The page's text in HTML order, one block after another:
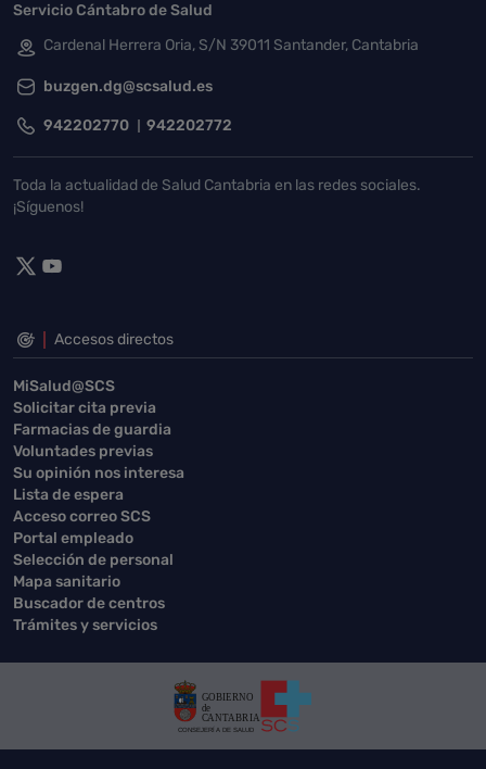
Servicio Cántabro de Salud
Cardenal Herrera Oria, S/N 39011 Santander, Cantabria
buzgen.dg@scsalud.es
942202770 942202772
Toda la actualidad de Salud Cantabria en las redes sociales.
¡Síguenos!
Accesos directos
MiSalud@SCS
Solicitar cita previa
Farmacias de guardia
Voluntades previas
Su opinión nos interesa
Lista de espera
Acceso correo SCS
Portal empleado
Selección de personal
Mapa sanitario
Buscador de centros
Trámites y servicios